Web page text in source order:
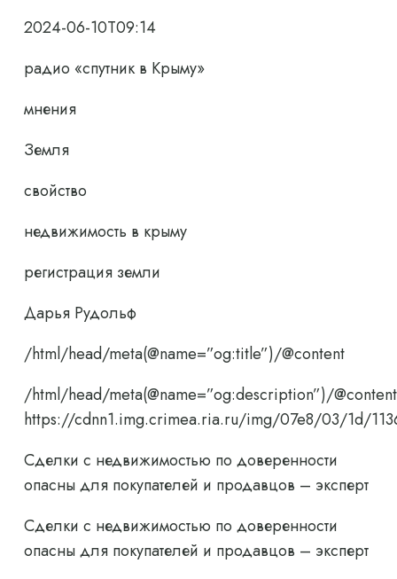
2024-06-10T09:14
радио «спутник в Крыму»
мнения
Земля
свойство
недвижимость в крыму
регистрация земли
Дарья Рудольф
/html/head/meta(@name=”og:title”)/@content
/html/head/meta(@name=”og:description”)/@content
https://cdnn1.img.crimea.ria.ru/img/07e8/03/1d/
Сделки с недвижимостью по доверенности
опасны для покупателей и продавцов – эксперт
Сделки с недвижимостью по доверенности
опасны для покупателей и продавцов – эксперт